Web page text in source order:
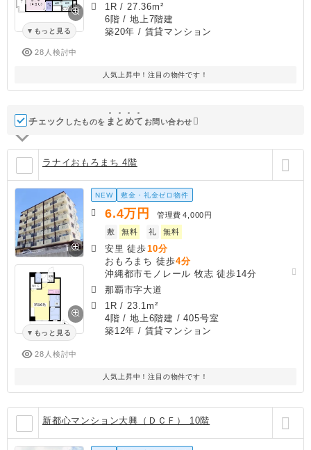
もっと見る
28人検討中
1R / 27.36m²
6階 / 地上7階建
築20年 / 賃貸マンション
人気上昇中！注目の物件です！
チェック したものを ま と めて お問い合わせ
ラナイおもろまち 4階
もっと見る
28人検討中
NEW 敷金・礼金ゼロ物件
6.4万円 管理費 4,000円
敷
無料 礼 無料
安里 徒歩10分
おもろまち 徒歩4分
沖縄都市モノレール 牧志 徒歩14分
那覇市字大道
1R / 23.1m²
4階 / 地上6階建 / 405号室
築12年 / 賃貸マンション
人気上昇中！注目の物件です！
新都心マンション大興（ＤＣＦ） 10階